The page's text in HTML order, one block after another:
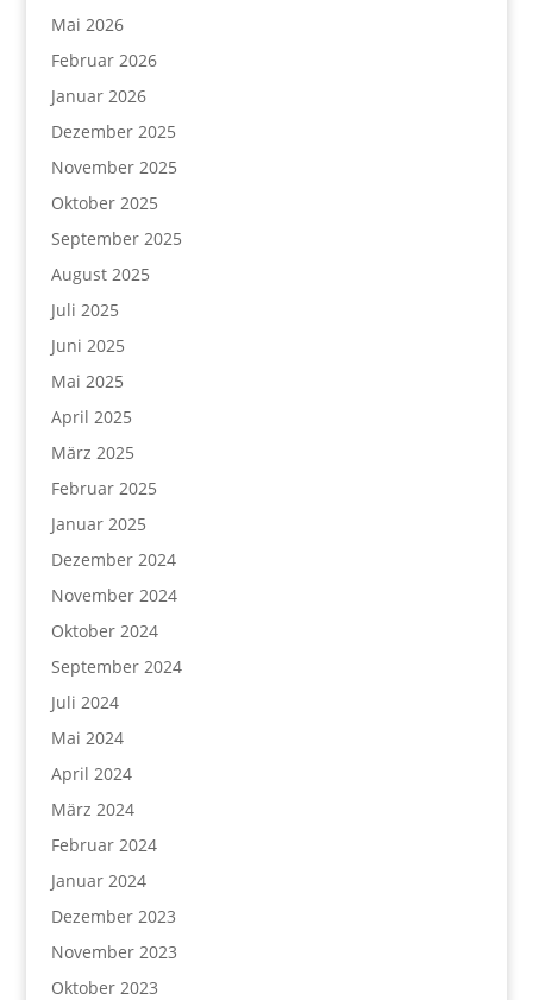
Mai 2026
Februar 2026
Januar 2026
Dezember 2025
November 2025
Oktober 2025
September 2025
August 2025
Juli 2025
Juni 2025
Mai 2025
April 2025
März 2025
Februar 2025
Januar 2025
Dezember 2024
November 2024
Oktober 2024
September 2024
Juli 2024
Mai 2024
April 2024
März 2024
Februar 2024
Januar 2024
Dezember 2023
November 2023
Oktober 2023